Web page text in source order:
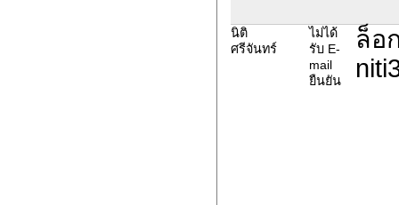
นิติ
ศรีจันทร์
ไม่ได้
รับ E-
mail
ยืนยัน
ล็อ